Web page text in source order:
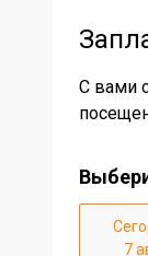
С вами
7